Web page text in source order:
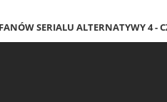
SERIALU ALTERNATYWY 4 -